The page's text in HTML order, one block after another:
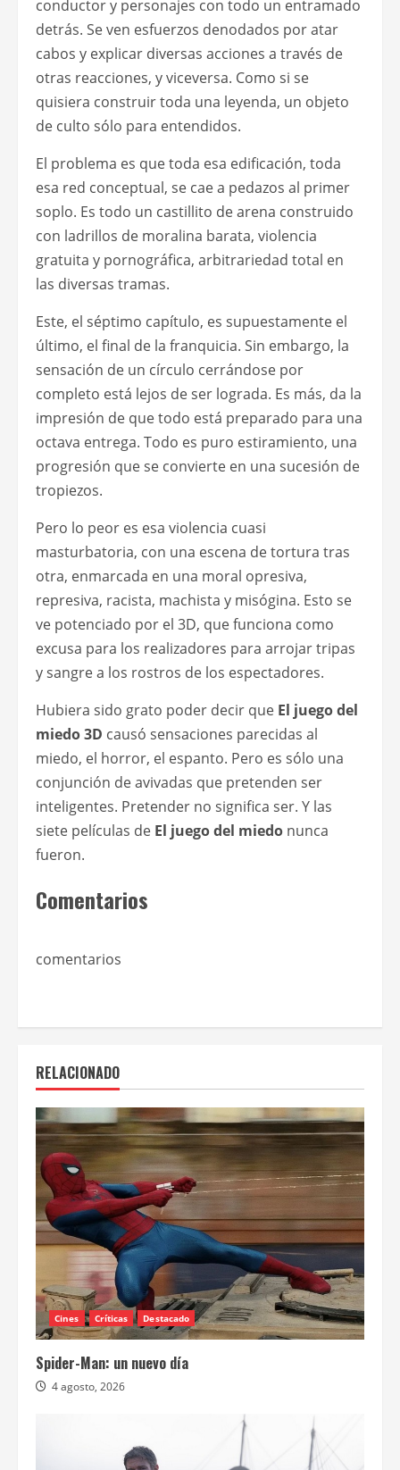
conductor y personajes con todo un entramado
detrás. Se ven esfuerzos denodados por atar
cabos y explicar diversas acciones a través de
otras reacciones, y viceversa. Como si se
quisiera construir toda una leyenda, un objeto
de culto sólo para entendidos.
El problema es que toda esa edificación, toda
esa red conceptual, se cae a pedazos al primer
soplo. Es todo un castillito de arena construido
con ladrillos de moralina barata, violencia
gratuita y pornográfica, arbitrariedad total en
las diversas tramas.
Este, el séptimo capítulo, es supuestamente el
último, el final de la franquicia. Sin embargo, la
sensación de un círculo cerrándose por
completo está lejos de ser lograda. Es más, da la
impresión de que todo está preparado para una
octava entrega. Todo es puro estiramiento, una
progresión que se convierte en una sucesión de
tropiezos.
Pero lo peor es esa violencia cuasi
masturbatoria, con una escena de tortura tras
otra, enmarcada en una moral opresiva,
represiva, racista, machista y misógina. Esto se
ve potenciado por el 3D, que funciona como
excusa para los realizadores para arrojar tripas
y sangre a los rostros de los espectadores.
Hubiera sido grato poder decir que El juego del
miedo 3D causó sensaciones parecidas al
miedo, el horror, el espanto. Pero es sólo una
conjunción de avivadas que pretenden ser
inteligentes. Pretender no significa ser. Y las
siete películas de El juego del miedo nunca
fueron.
Comentarios
comentarios
RELACIONADO
Cines Críticas Destacado
Spider-Man: un nuevo día
4 agosto, 2026